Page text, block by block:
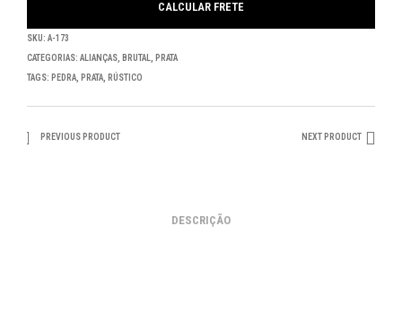
SKU: A-173
CATEGORIAS: ALIANÇAS BRUTAL
PRATA
TAGS: PEDRA PRATA RÚSTICO
PREVIOUS PRODUCT NEXT PRODUCT
DESCRIÇÃO